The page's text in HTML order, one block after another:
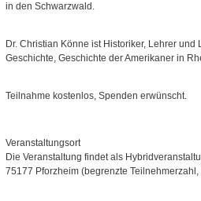
in den Schwarzwald.
Dr. Christian Könne ist Historiker, Lehrer
Geschichte, Geschichte der Amerikaner in
Teilnahme kostenlos, Spenden erwünscht.
Veranstaltungsort
Die Veranstaltung findet als
75177 Pforzheim (begrenzte